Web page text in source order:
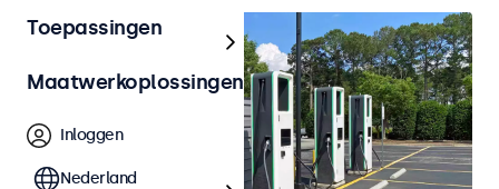
Toepassingen
Maatwerkoplossingen
Inloggen
Nederland